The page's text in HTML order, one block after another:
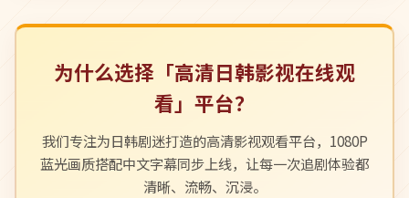
为什么选择「高清日韩影视在线观
看」平台？
我们专注为日韩剧迷打造的高清影视观看平台，1080P
蓝光画质搭配中文字幕同步上线，让每一次追剧体验都
清晰、流畅、沉浸。